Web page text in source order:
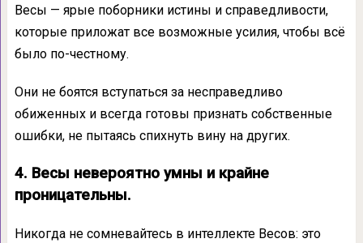
Весы — ярые поборники истины и справедливости,
которые приложат все возможные усилия, чтобы всё
было по-честному.
Они не боятся вступаться за несправедливо
обиженных и всегда готовы признать собственные
ошибки, не пытаясь спихнуть вину на других.
4. Весы невероятно умны и крайне
проницательны.
Никогда не сомневайтесь в интеллекте Весов: это